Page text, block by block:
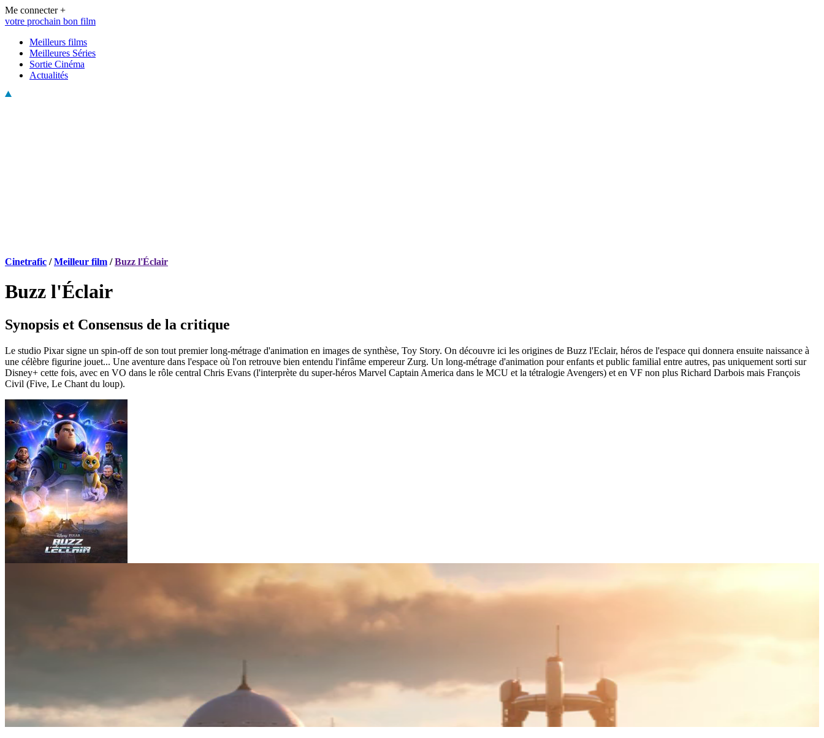
Me connecter +
votre prochain bon film
Meilleurs films
Meilleures Séries
Sortie Cinéma
Actualités
Cinetrafic /Meilleur film /Buzz l'Éclair
Buzz l'Éclair
Synopsis et Consensus de la critique
Le studio Pixar signe un spin-off de son tout premier long-métrage d'animation en images de synthèse, Toy Story. On découvre ici les origines de Buzz l'Eclair, héros de l'espace qui donnera ensuite naissance à
une célèbre figurine jouet... Une aventure dans l'espace où l'on retrouve bien entendu l'infâme empereur Zurg. Un long-métrage d'animation pour enfants et public familial entre autres, pas uniquement sorti sur
Disney+ cette fois, avec en VO dans le rôle central Chris Evans (l'interprète du super-héros Marvel Captain America dans le MCU et la tétralogie Avengers) et en VF non plus Richard Darbois mais François
Civil (Five, Le Chant du loup).